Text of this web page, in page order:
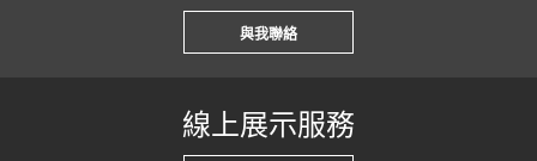
與我聯絡
線上展示服務